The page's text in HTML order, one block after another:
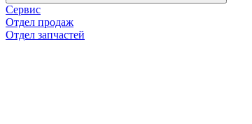
Сервис
Отдел продаж
Отдел запчастей